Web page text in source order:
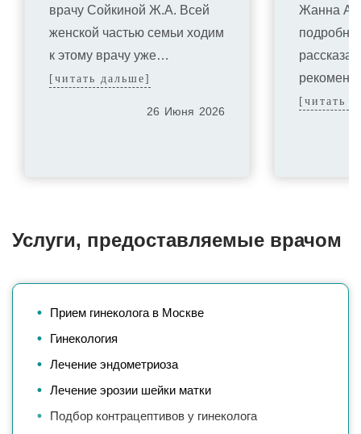
врачу Сойкиной Ж.А. Всей
женской частью семьи ходим
к этому врачу уже…
[читать дальше]
26 Июня 2026
Жанна
подробно
[читать
Услуги, предоставляемые врачом
Прием гинеколога в Москве
Гинекология
Лечение эндометриоза
Лечение эрозии шейки матки
Подбор контрацептивов у гинеколога